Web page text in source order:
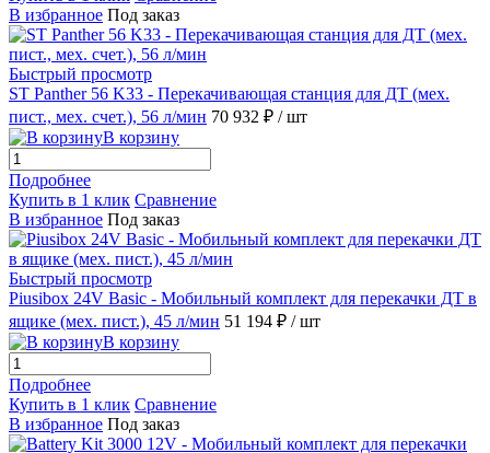
В избранное Под заказ
Быстрый просмотр
ST Panther 56 K33 - Перекачивающая станция для ДТ (мех.
пист., мех. счет.), 56 л/мин 70 932 ₽ / шт
В корзину
Подробнее
Купить в 1 клик Сравнение
В избранное Под заказ
Быстрый просмотр
Piusibox 24V Basic - Мобильный комплект для перекачки ДТ в
ящике (мех. пист.), 45 л/мин 51 194 ₽ / шт
В корзину
Подробнее
Купить в 1 клик Сравнение
В избранное Под заказ